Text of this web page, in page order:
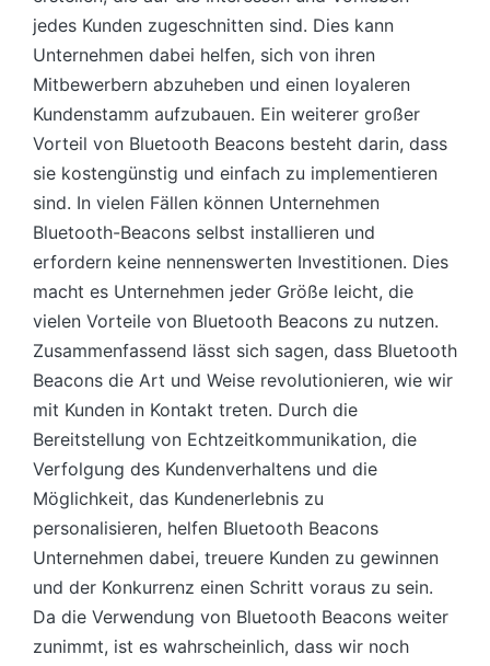
jedes Kunden zugeschnitten sind. Dies kann
Unternehmen dabei helfen, sich von ihren
Mitbewerbern abzuheben und einen loyaleren
Kundenstamm aufzubauen. Ein weiterer großer
Vorteil von Bluetooth Beacons besteht darin, dass
sie kostengünstig und einfach zu implementieren
sind. In vielen Fällen können Unternehmen
Bluetooth-Beacons selbst installieren und
erfordern keine nennenswerten Investitionen. Dies
macht es Unternehmen jeder Größe leicht, die
vielen Vorteile von Bluetooth Beacons zu nutzen.
Zusammenfassend lässt sich sagen, dass Bluetooth
Beacons die Art und Weise revolutionieren, wie wir
mit Kunden in Kontakt treten. Durch die
Bereitstellung von Echtzeitkommunikation, die
Verfolgung des Kundenverhaltens und die
Möglichkeit, das Kundenerlebnis zu
personalisieren, helfen Bluetooth Beacons
Unternehmen dabei, treuere Kunden zu gewinnen
und der Konkurrenz einen Schritt voraus zu sein.
Da die Verwendung von Bluetooth Beacons weiter
zunimmt, ist es wahrscheinlich, dass wir noch